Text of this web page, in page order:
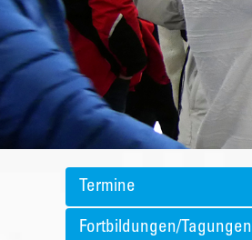
Termine
Fortbildungen/Tagungen